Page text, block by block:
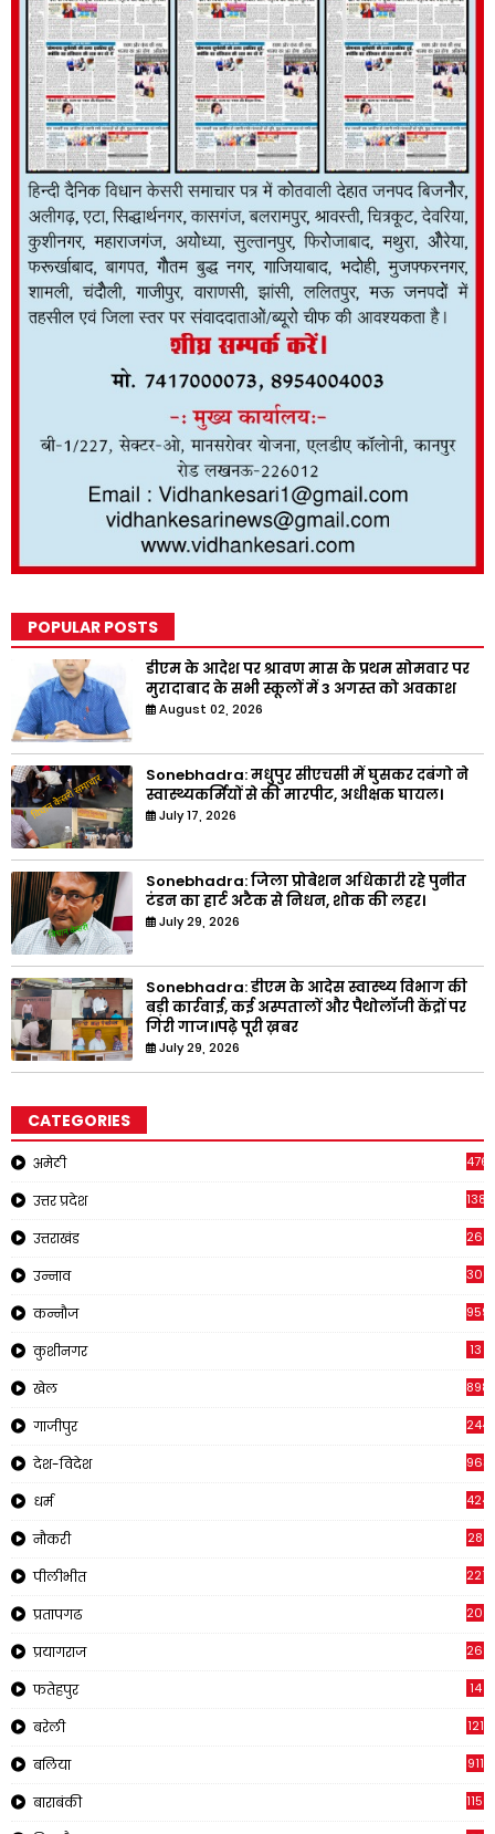
POPULAR POSTS
डीएम के आदेश पर श्रावण मास के प्रथम सोमवार पर
मुरादाबाद के सभी स्कूलों में 3 अगस्त को अवकाश
August 02, 2026
Sonebhadra: मधुपुर सीएचसी में घुसकर दबंगो ने
स्वास्थ्यकर्मियों से की मारपीट, अधीक्षक घायल।
July 17, 2026
Sonebhadra: जिला प्रोबेशन अधिकारी रहे पुनीत
टंडन का हार्ट अटैक से निधन, शोक की लहर।
July 29, 2026
Sonebhadra: डीएम के आदेस स्वास्थ्य विभाग की
बड़ी कार्रवाई, कई अस्पतालों और पैथोलॉजी केंद्रों पर
गिरी गाज।।पढ़े पूरी ख़बर
July 29, 2026
CATEGORIES
अमेठी
उत्तर प्रदेश 1381
उत्तराखंड
उन्नाव 308
कन्नौज 959
कुशीनगर 13
खेल 898
गाजीपुर 244
देश-विदेश 963
धर्म 424
नौकरी 28
पीलीभीत 2218
प्रतापगढ
प्रयागराज 269
फतेहपुर 14
बरेली 121
बलिया 911
बाराबंकी 1150